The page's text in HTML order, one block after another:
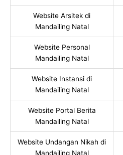
Website Arsitek di
Mandailing Natal
Website Personal
Mandailing Natal
Website Instansi di
Mandailing Natal
Website Portal Berita
Mandailing Natal
Website Undangan Nikah di
Mandailing Natal